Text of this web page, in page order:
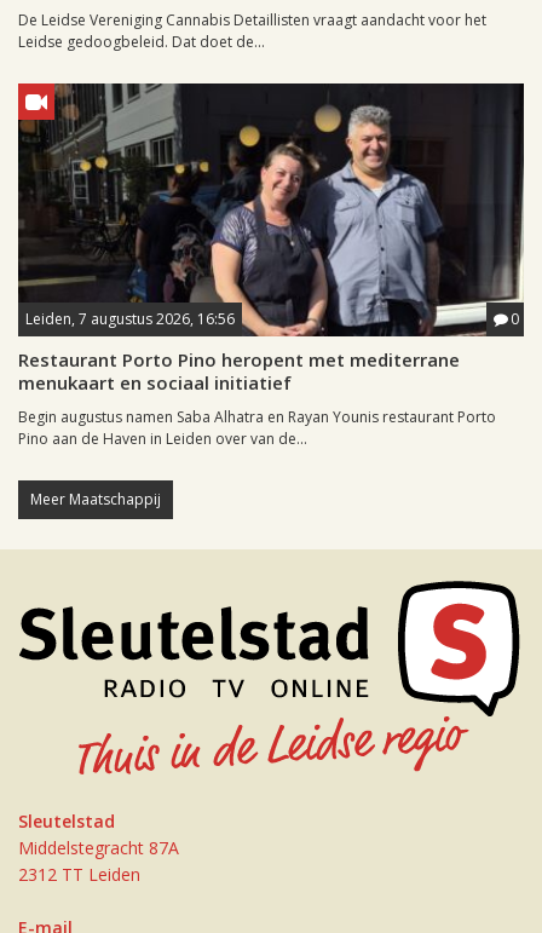
De Leidse Vereniging Cannabis Detaillisten vraagt aandacht voor het
Leidse gedoogbeleid. Dat doet de...
Leiden, 7 augustus 2026, 16:56 0
Restaurant Porto Pino heropent met mediterrane
menukaart en sociaal initiatief
Begin augustus namen Saba Alhatra en Rayan Younis restaurant Porto
Pino aan de Haven in Leiden over van de...
Meer Maatschappij
Sleutelstad
Middelstegracht 87A
2312 TT Leiden
E-mail